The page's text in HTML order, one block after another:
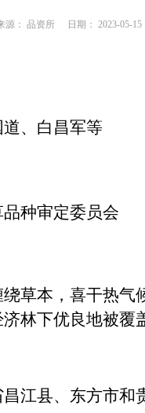
： 品资所 日期： 2023-05-15
、白昌军等
种审定委员会
草本，喜干热
林下优良地被覆
江县、东方市和